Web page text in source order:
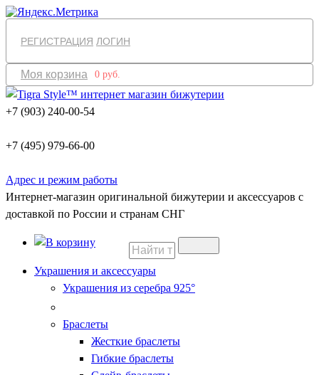
РЕГИСТРАЦИЯ ЛОГИН
Моя корзина 0 руб.
+7 (903) 240-00-54
+7 (495) 979-66-00
Адрес и режим работы
Интернет-магазин оригинальной бижутерии и аксессуаров с
доставкой по России и странам СНГ
Украшения и аксессуары
Украшения из серебра 925°
Браслеты
Жесткие браслеты
Гибкие браслеты